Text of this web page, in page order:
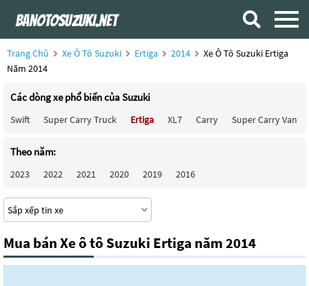
Trang Chủ Xe Ô Tô Suzuki Ertiga 2014
Xe Ô Tô Suzuki Ertiga
Năm 2014
Các dòng xe phổ biến của Suzuki
Swift Super Carry Truck Ertiga XL7 Carry Super Carry Van
Theo năm:
2023 2022 2021 2020 2019 2016
Mua bán Xe ô tô Suzuki Ertiga năm 2014